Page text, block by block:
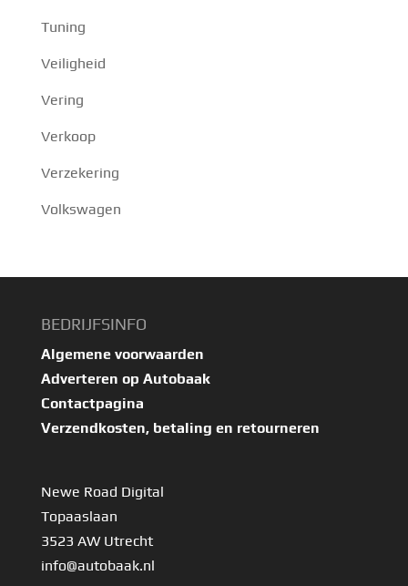
Tuning
Veiligheid
Vering
Verkoop
Verzekering
Volkswagen
BEDRIJFSINFO
Algemene voorwaarden
Adverteren op Autobaak
Contactpagina
Verzendkosten, betaling en retourneren
Newe Road Digital
Topaaslaan
3523 AW Utrecht
info@autobaak.nl